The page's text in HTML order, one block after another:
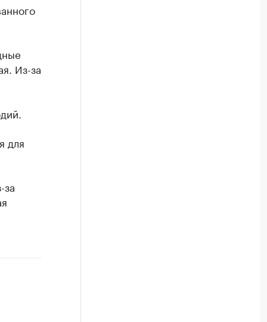
Из-за
для